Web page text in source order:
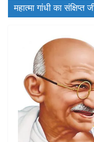
महात्मा गांधी का संक्षिप्त